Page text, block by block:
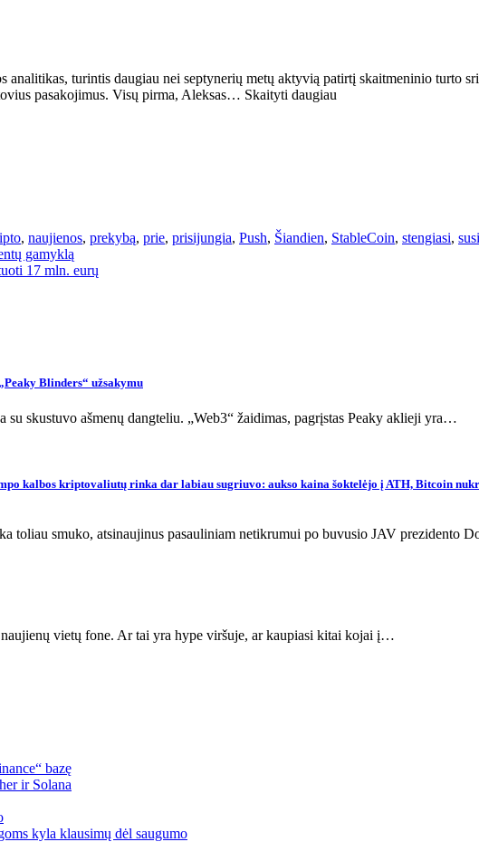
turintis daugiau nei septynerių metų aktyvią patirtį skaitmeninio turto
pasakojimus. Visų pirma, Aleksas… Skaityti daugiau
, naujienos, prekybą, prie, prisijungia, Push, Šiandien, StableCoin, stengiasi,
gamyklą
17 mln. eurų
Blinders“ užsakymu
su skustuvo ašmenų dangteliu. „Web3“ žaidimas, pagrįstas Peaky aklieji yra…
kalbos kriptovaliutų rinka dar labiau sugriuvo: aukso kaina šoktelėjo į ATH, Bitcoin
toliau smuko, atsinaujinus pasauliniam netikrumui po buvusio JAV prezidento
vietų fone. Ar tai yra hype viršuje, ar kaupiasi kitai kojai į…
bazę
ir Solana
kyla klausimų dėl saugumo